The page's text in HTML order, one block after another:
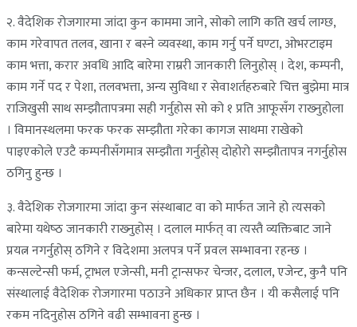
२. वैदेशिक रोजगारमा जांदा कुन काममा जाने, सोको लागि कति खर्च लाग्छ,
काम गरेवापत तलव, खाना र बस्‍ने व्यवस्था, काम गर्नु पर्ने घण्टा, ओभरटाइम
काम भत्ता, करार अवधि आदि बारेमा राम्ररी जानकारी लिनुहोस् । देश, कम्पनी,
काम गर्ने पद र पेशा, तलवभत्ता, अन्य सुविधा र सेवाशर्तहरुबारे चित्त बुझेमा मात्र
राजिखुसी साथ सम्झौतापत्रमा सही गर्नुहोस सो को १ प्रति आफूसँग राख्‍नुहोला
। विमानस्थलमा फरक फरक सम्झौता गरेका कागज साथमा राखेको
पाइएकोले एउटै कम्पनीसँगमात्र सम्झौता गर्नुहोस् दोहोरो सम्झौतापत्र नगर्नुहोस
ठगिनु हुन्छ ।
३. वैदेशिक रोजगारमा जांदा कुन संस्थाबाट वा को मार्फत जाने हो त्यसको
बारेमा यथेष्‍ठ जानकारी राख्‍नुहोस् । दलाल मार्फत् वा त्यस्तै व्यक्तिबाट जाने
प्रयत्न नगर्नुहोस् ठगिने र विदेशमा अलपत्र पर्ने प्रवल सम्भावना रहन्छ ।
कन्सल्टेन्सी फर्म, ट्राभल एजेन्सी, मनी ट्रान्सफर चेन्जर, दलाल, एजेन्ट, कुनै पनि
संस्थालाई वैदेशिक रोजगारमा पठाउने अधिकार प्राप्‍त छैन । यी कसैलाई पनि
रकम नदिनुहोस ठगिने वढी सम्भावना हुन्छ ।